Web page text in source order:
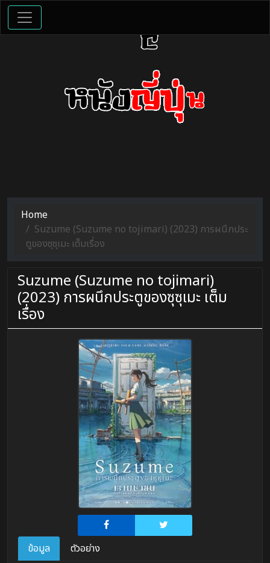
Home
Suzume (Suzume no tojimari) (2023) การผนึกประ
ตูของซุซุเมะ เต็มเรื่อง
Suzume (Suzume no tojimari)
(2023) การผนึกประตูของซุซุเมะ เต็ม
เรื่อง
ข้อมูล ตัวอย่าง